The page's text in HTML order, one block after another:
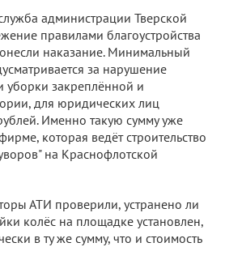
администрации Тверской
правилами благоустройства
наказание. Минимальный
за нарушение
уборки закреплённой и
для юридических лиц
Именно такую сумму уже
которая ведёт строительство
на Краснофлотской
АТИ проверили, устранено ли
колёс на площадке установлен,
в ту же сумму, что и стоимость